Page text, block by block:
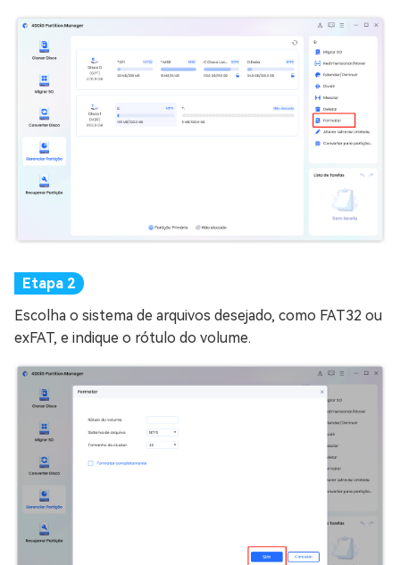
Escolha o sistema de arquivos desejado, como FAT32 ou
exFAT, e indique o rótulo do volume.